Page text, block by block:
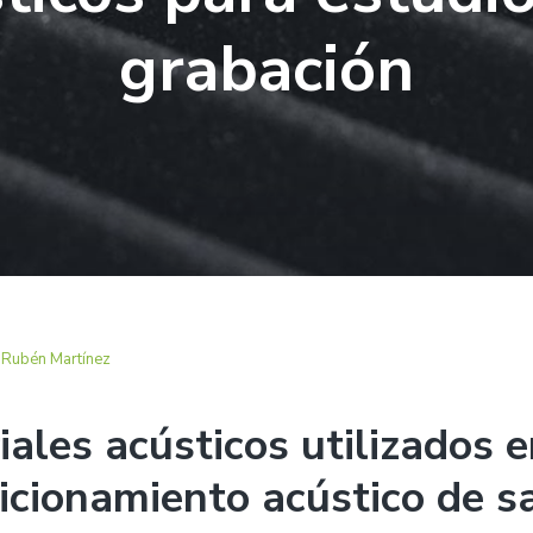
grabación
Rubén Martínez
acústicos utilizados
acústico de